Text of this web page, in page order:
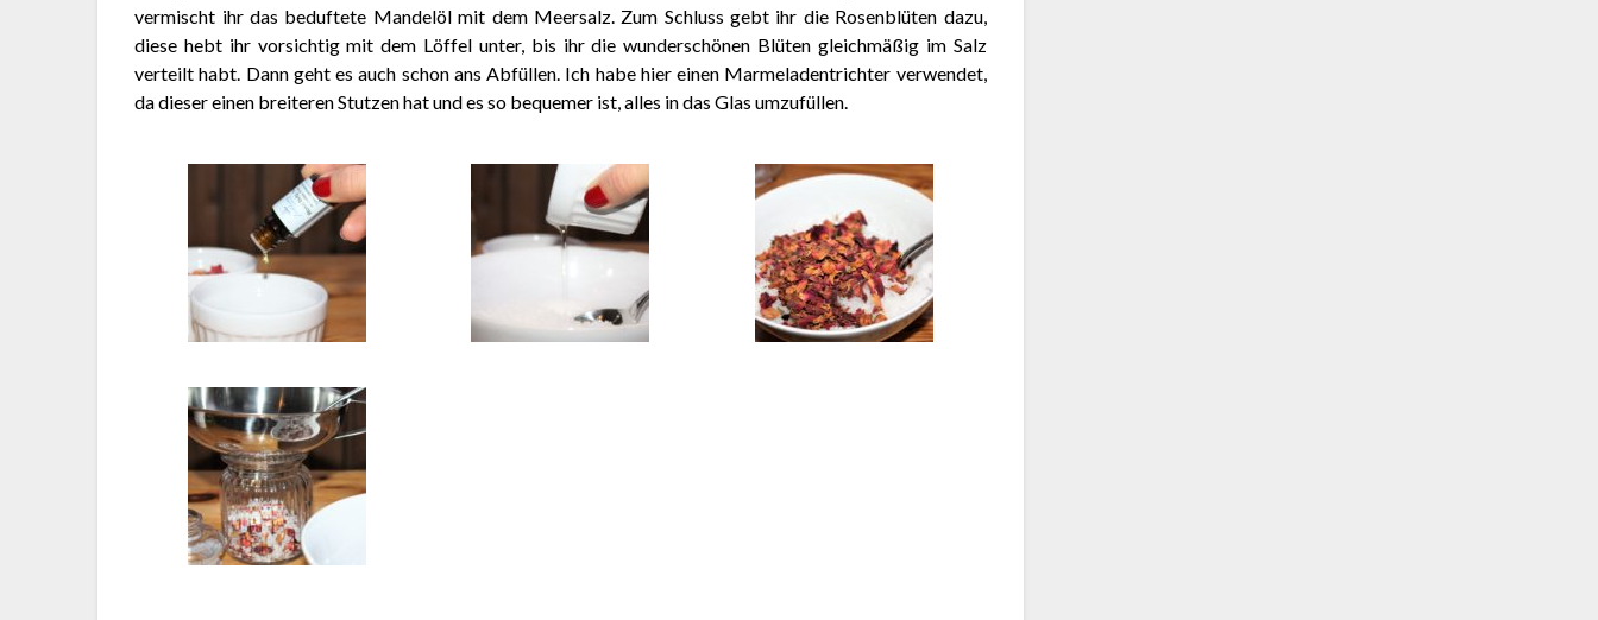
vermischt ihr das beduftete Mandelöl mit dem Meersalz. Zum Schluss gebt ihr die Rosenblüten dazu,
diese hebt ihr vorsichtig mit dem Löffel unter, bis ihr die wunderschönen Blüten gleichmäßig im Salz
verteilt habt. Dann geht es auch schon ans Abfüllen. Ich habe hier einen Marmeladentrichter verwendet,
da dieser einen breiteren Stutzen hat und es so bequemer ist, alles in das Glas umzufüllen.